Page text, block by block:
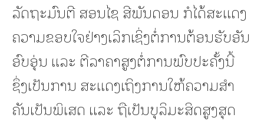
ລັດຖະມົນຕີ ສອນໄຊ ສີພັນດອນ ກໍໄດ້ສະແດງ
ຄວາມຂອບໃຈຢ່າງເລິກເຊິ່ງຕໍ່ການຕ້ອນຮັບອັນ
ອົບອຸ່ນ ແລະ ຕີລາຄາສູງຕໍ່ການພົບປະຄັ້ງນີ້
ຊຶ່ງເປັນການ ສະແດງເຖິງການໃຫ້ຄວາມສໍາ
ຄັນເປັນພິເສດ ແລະ ຖືເປັນບຸລິມະສິດສູງສຸດ